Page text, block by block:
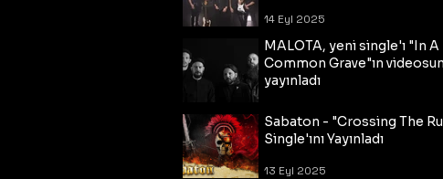
14 Eyl 2025
MALOTA, yeni single'ı "In A
Common Grave"ın
yayınladı
Sabaton - "Crossing The
Single'ını Yayınladı
13 Eyl 2025